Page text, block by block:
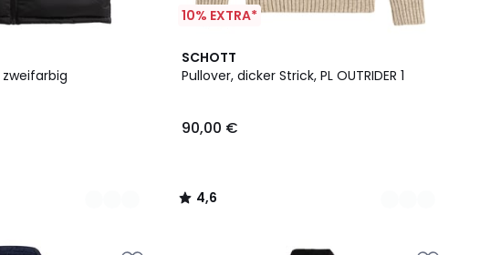
10% EXTRA*
SCHOTT
Pullover, dicker Strick, PL OUTRIDER 1
90,00 €
4,6
/ 5
2
Farben
4,6
/